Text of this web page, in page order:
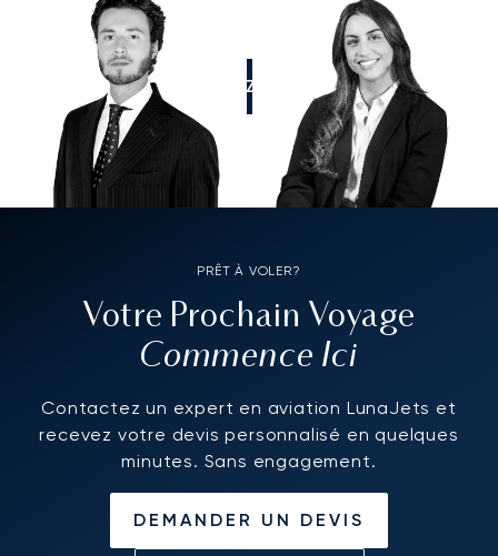
APPELEZ-NOUS
PRÊT À VOLER?
Votre Prochain Voyage
Commence Ici
Contactez un expert en aviation LunaJets et
recevez votre devis personnalisé en quelques
minutes. Sans engagement.
DEMANDER UN DEVIS